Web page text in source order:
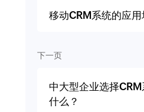
移动CRM系统的应用
下一页
中大型企业选择
什么？